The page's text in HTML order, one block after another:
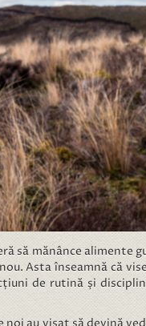
să mănânce alimente
Asta înseamnă că
de rutină și